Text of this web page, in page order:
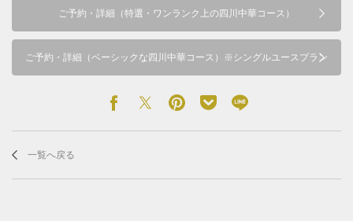
ご予約・詳細（特選・ワンランク上の四川中華コース）
ご予約・詳細（ベーシックな四川中華コース）※シングルユースプラン
一覧へ戻る